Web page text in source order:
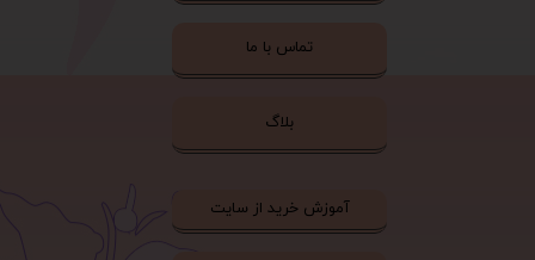
تماس با ما
بلاگ
آموزش خرید از سایت